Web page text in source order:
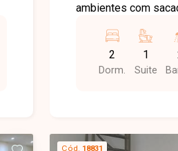
ambientes com
banheiro social com
cozinha planejada
fogão cooktop, área
festas e
2
Dorm.
1
Suite
Cód. 18831